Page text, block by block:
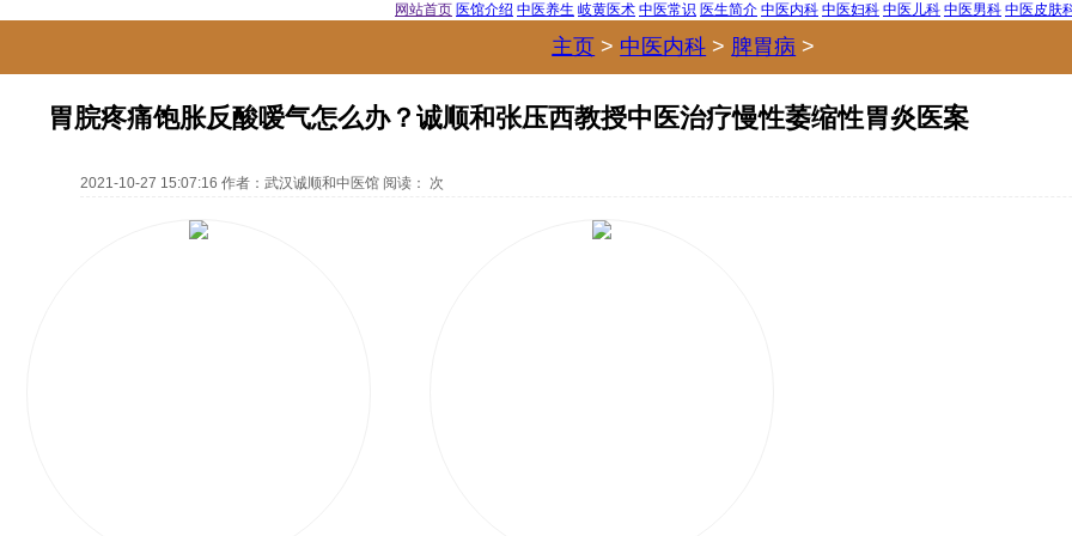
网站首页 医馆介绍 中医养生 岐黄医术 中医常识 医生简介 中医内科 中医妇科 中医儿科 中医男科 中医皮肤
主页 > 中医内科 > 脾胃病 >
胃脘疼痛饱胀反酸嗳气怎么办？诚顺和张压西教授中医治疗慢性萎缩性胃炎医案
2021-10-27 15:07:16 作者：武汉诚顺和中医馆 阅读： 次